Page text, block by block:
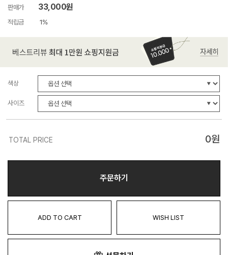
판매가 33,000원
적립금 1%
색상
사이즈
TOTAL PRICE 0원
주문하기
ADD TO CART WISH LIST